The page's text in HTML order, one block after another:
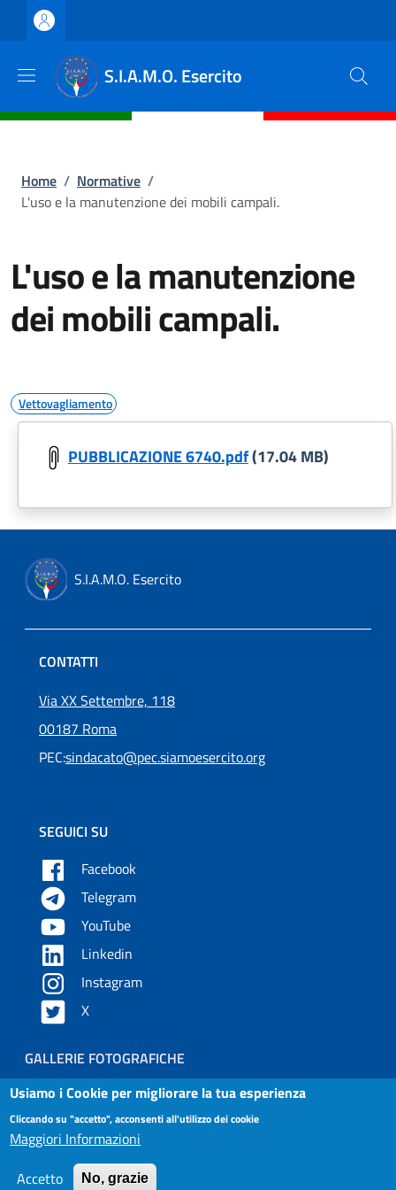
Salta al contenuto principale
Skip to footer content
S.I.A.M.O. Esercito
Briciole di pane
Home / Normative /
L'uso e la manutenzione dei mobili campali.
L'uso e la manutenzione
dei mobili campali.
Vettovagliamento
PUBBLICAZIONE 6740.pdf(17.04 MB)
S.I.A.M.O. Esercito
CONTATTI
Via XX Settembre, 118
00187 Roma
PEC:sindacato@pec.siamoesercito.org
SEGUICI SU
Facebook
Telegram
YouTube
Linkedin
Instagram
X
Piè di pagina
GALLERIE FOTOGRAFICHE
Small prints
Useful links section
Contatti
Privacy e Cookies Policy
Usiamo i Cookie per migliorare la tua esperienza
Cliccando su "accetto", acconsenti all'utilizzo dei cookie
Maggiori Informazioni
Accetto
No, grazie